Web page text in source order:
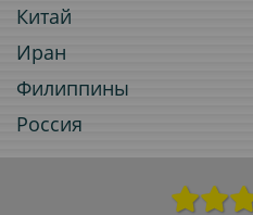
Китай
Иран
Филиппины
Россия